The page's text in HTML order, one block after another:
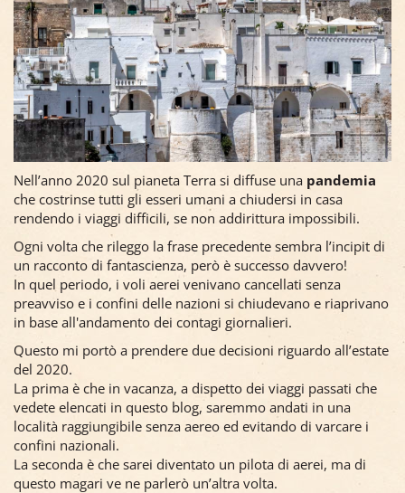
Nell’anno 2020 sul pianeta Terra si diffuse una pandemia
che costrinse tutti gli esseri umani a chiudersi in casa
rendendo i viaggi difficili, se non addirittura impossibili.
Ogni volta che rileggo la frase precedente sembra l’incipit di
un racconto di fantascienza, però è successo davvero!
In quel periodo, i voli aerei venivano cancellati senza
preavviso e i confini delle nazioni si chiudevano e riaprivano
in base all'andamento dei contagi giornalieri.
Questo mi portò a prendere due decisioni riguardo all’estate
del 2020.
La prima è che in vacanza, a dispetto dei viaggi passati che
vedete elencati in questo blog, saremmo andati in una
località raggiungibile senza aereo ed evitando di varcare i
confini nazionali.
La seconda è che sarei diventato un pilota di aerei, ma di
questo magari ve ne parlerò un’altra volta.